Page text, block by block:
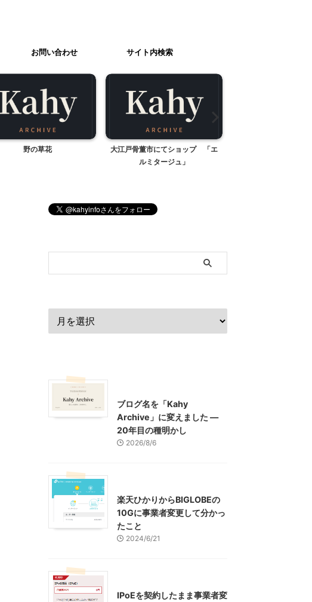
お問い合わせ サイト内検索
野の草花
大江戸骨董市にてショップ 「エ
ルミタージュ」
ブログ名を「Kahy
Archive」に変えました ―
20年目の種明かし
2026/8/6
楽天ひかりからBIGLOBEの
10Gに事業者変更して分かっ
たこと
2024/6/21
IPoEを契約したまま事業者変